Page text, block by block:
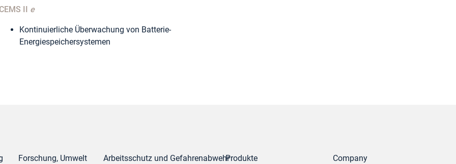
CEMS II e
Kontinuierliche Überwachung von Batterie-
Energiespeichersystemen
Forschung, Umwelt Arbeitsschutz und GefahrenabwehrProdukte
Company